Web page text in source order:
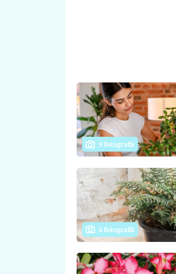
9 fotografií
6 fotografií